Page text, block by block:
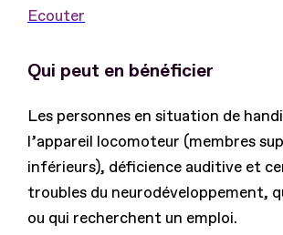
Ecouter
Qui peut en bénéficier
Les personnes en situation de
l’appareil locomoteur (membres
inférieurs), déficience auditive et
troubles du neurodéveloppement,
ou qui recherchent un emploi.